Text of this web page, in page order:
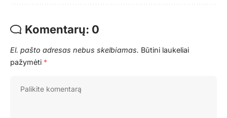
Komentarų: 0
El. pašto adresas nebus skelbiamas. Būtini laukeliai
pažymėti *